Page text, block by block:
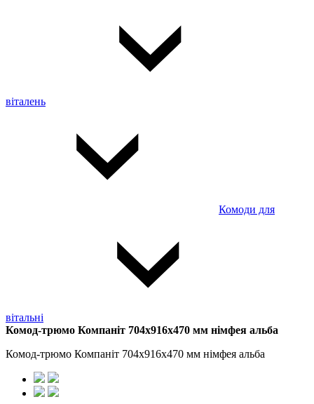
віталень
Комоди для
вітальні
Комод-трюмо Компаніт 704х916х470 мм німфея альба
Комод-трюмо Компаніт 704х916х470 мм німфея альба